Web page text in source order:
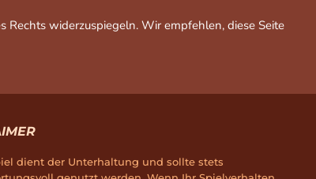
Rechts widerzuspiegeln. Wir empfehlen, diese Seite
dient der Unterhaltung und sollte stets